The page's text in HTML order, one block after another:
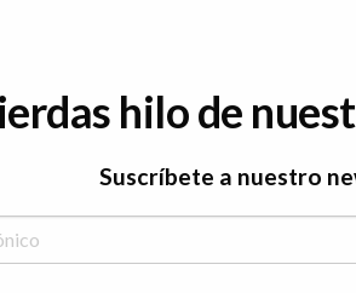
hilo de
Suscríbete a nuestro